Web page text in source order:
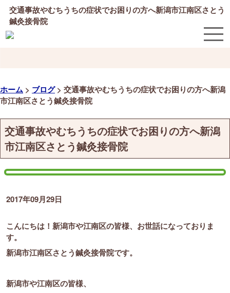
交通事故やむちうちの症状でお困りの方へ新潟市江南区さとう
鍼灸接骨院
ホーム > ブログ> 交通事故やむちうちの症状でお困りの方へ新潟
市江南区さとう鍼灸接骨院
交通事故やむちうちの症状でお困りの方へ新潟
市江南区さとう鍼灸接骨院
2017年09月29日
こんにちは！新潟市や江南区の皆様、お世話になっておりま
す。
新潟市江南区さとう鍼灸接骨院です。
新潟市や江南区の皆様、